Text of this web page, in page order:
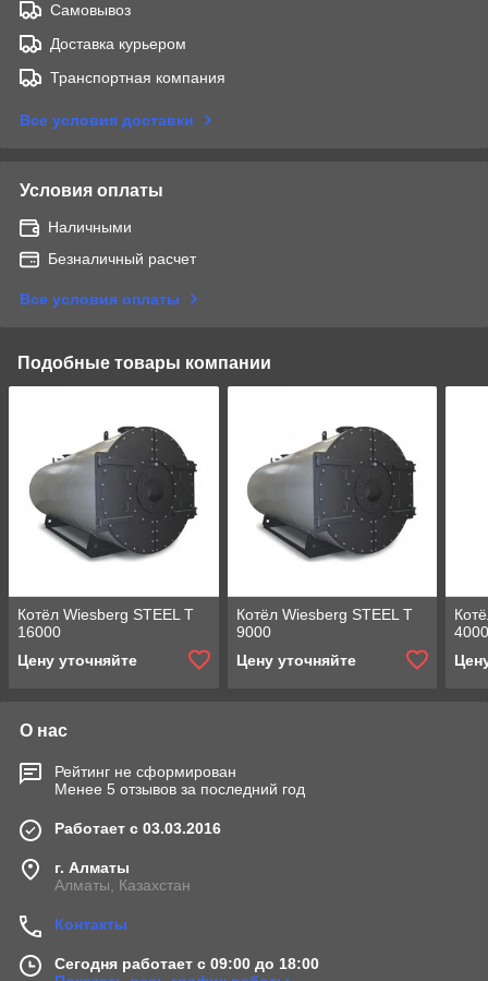
Самовывоз
Доставка курьером
Транспортная компания
Все условия доставки
Условия оплаты
Наличными
Безналичный расчет
Все условия оплаты
Подобные товары компании
Котёл Wiesberg STEEL T
16000
Цену уточняйте
Котёл Wiesberg STEEL T
9000
Цену уточняйте
О нас
Рейтинг не сформирован
Менее 5 отзывов за последний год
Работает с 03.03.2016
г. Алматы
Алматы, Казахстан
Контакты
Сегодня работает с 09:00 до 18:00